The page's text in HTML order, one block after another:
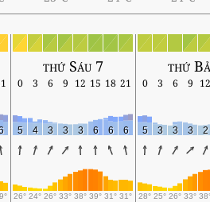
thứ Sáu 7 thứ
0 3 6 9 12 15 18 21 0 3 6 9 12
5 4 3 3 3 6 6 6 5 3 3 3 2
26° 24° 26° 33° 38° 39° 31° 31° 28° 25° 26° 33°